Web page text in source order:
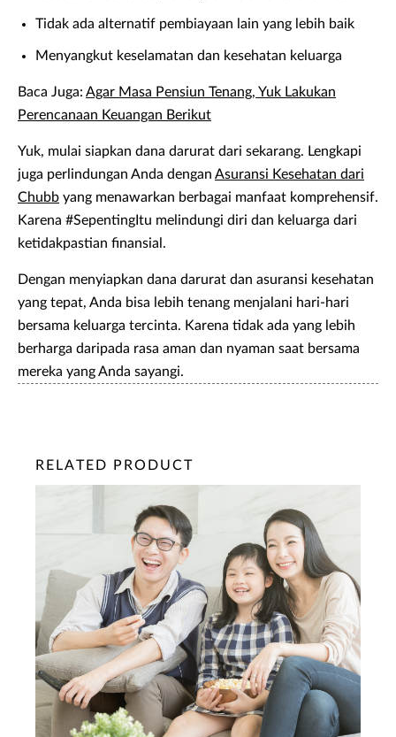
Tidak ada alternatif pembiayaan lain yang lebih baik
Menyangkut keselamatan dan kesehatan keluarga
Baca Juga: Agar Masa Pensiun Tenang, Yuk Lakukan
Perencanaan Keuangan Berikut
Yuk, mulai siapkan dana darurat dari sekarang. Lengkapi
juga perlindungan Anda dengan Asuransi Kesehatan dari
Chubb yang menawarkan berbagai manfaat komprehensif.
Karena #SepentingItu melindungi diri dan keluarga dari
ketidakpastian finansial.
Dengan menyiapkan dana darurat dan asuransi kesehatan
yang tepat, Anda bisa lebih tenang menjalani hari-hari
bersama keluarga tercinta. Karena tidak ada yang lebih
berharga daripada rasa aman dan nyaman saat bersama
mereka yang Anda sayangi.
RELATED PRODUCT